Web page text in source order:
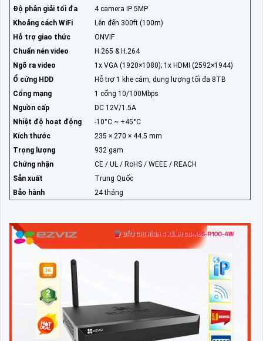
Độ phân giải tối đa
4 camera IP 5MP
Khoảng cách WiFi
Lên đến 300ft (100m)
Hỗ trợ giao thức
ONVIF
Chuẩn nén video
H.265 & H.264
Ngõ ra video
1x VGA (1920×1080); 1x HDMI (2592×1944)
Ổ cứng HDD
Hỗ trợ 1 khe cắm, dung lượng tối đa 8TB
Cổng mạng
1 cổng 10/100Mbps
Nguồn cấp
DC 12V/1.5A
Nhiệt độ hoạt động
-10°C ~ +45°C
Kích thước
235 × 270 × 44.5 mm
Trọng lượng
932 gam
Chứng nhận
CE / UL / RoHS / WEEE / REACH
Sản xuất
Trung Quốc
Bảo hành
24 tháng